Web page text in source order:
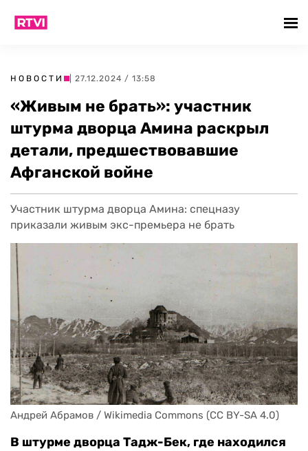
НОВОСТИ | 27.12.2024 / 13:58
«Живым не брать»: участник
штурма дворца Амина раскрыл
детали, предшествовавшие
Афганской войне
Участник штурма дворца Амина: спецназу
приказали живым экс-премьера не брать
Андрей Абрамов / Wikimedia Commons (CC BY-SA 4.0)
В штурме дворца Тадж-Бек, где находился